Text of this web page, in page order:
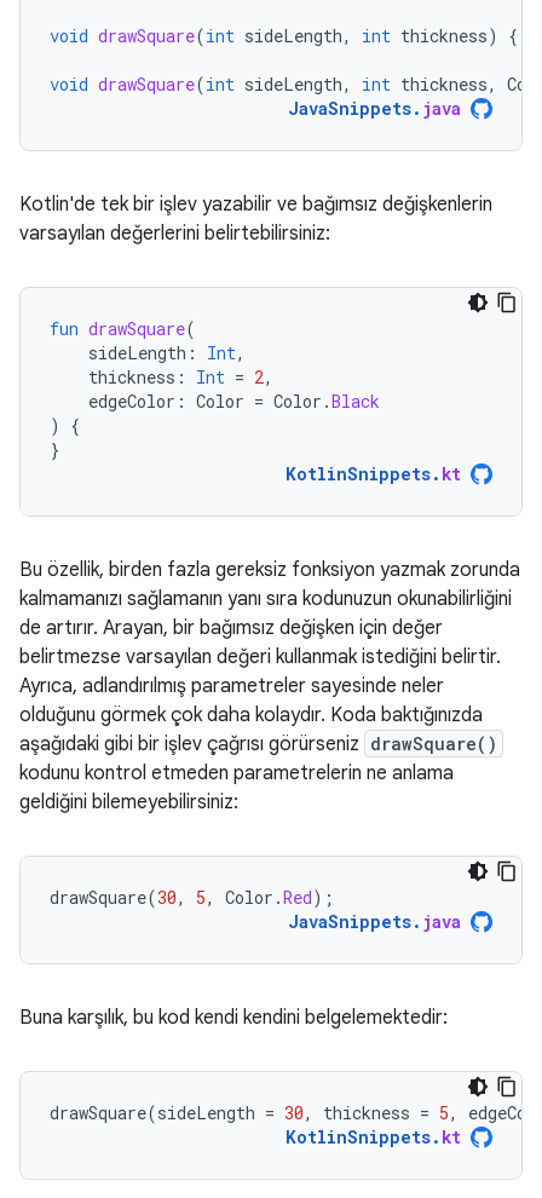
void drawSquare(int sideLength, int thickness) {
void drawSquare(int sideLength, int thickness,
JavaSnippets. java
Kotlin'de tek bir işlev yazabilir ve bağımsız değişkenlerin
varsayılan değerlerini belirtebilirsiniz:
fun drawSquare(
sideLength : Int,
thickness : Int = 2,
edgeColor : Color = Color .Black
)
{
}
KotlinSnippets. kt
Bu özellik, birden fazla gereksiz fonksiyon yazmak zorunda
kalmamanızı sağlamanın yanı sıra kodunuzun okunabilirliğini
de artırır. Arayan, bir bağımsız değişken için değer
belirtmezse varsayılan değeri kullanmak istediğini belirtir.
Ayrıca, adlandırılmış parametreler sayesinde neler
olduğunu görmek çok daha kolaydır. Koda baktığınızda
aşağıdaki gibi bir işlev çağrısı görürseniz drawSquare()
kodunu kontrol etmeden parametrelerin ne anlama
geldiğini bilemeyebilirsiniz:
drawSquare(30, 5, Color .Red);
JavaSnippets. java
Buna karşılık, bu kod kendi kendini belgelemektedir:
drawSquare(sideLength = 30, thickness = 5,
KotlinSnippets. kt